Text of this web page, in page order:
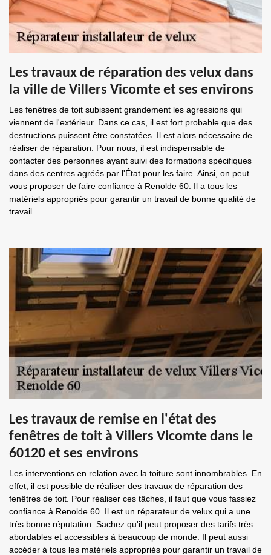
Les travaux de réparation des velux dans
la ville de Villers Vicomte et ses environs
Les fenêtres de toit subissent grandement les agressions qui
viennent de l'extérieur. Dans ce cas, il est fort probable que des
destructions puissent être constatées. Il est alors nécessaire de
réaliser de réparation. Pour nous, il est indispensable de
contacter des personnes ayant suivi des formations spécifiques
dans des centres agréés par l'État pour les faire. Ainsi, on peut
vous proposer de faire confiance à Renolde 60. Il a tous les
matériels appropriés pour garantir un travail de bonne qualité de
travail.
Les travaux de remise en l'état des
fenêtres de toit à Villers Vicomte dans le
60120 et ses environs
Les interventions en relation avec la toiture sont innombrables. En
effet, il est possible de réaliser des travaux de réparation des
fenêtres de toit. Pour réaliser ces tâches, il faut que vous fassiez
confiance à Renolde 60. Il est un réparateur de velux qui a une
très bonne réputation. Sachez qu'il peut proposer des tarifs très
abordables et accessibles à beaucoup de monde. Il peut aussi
accéder à tous les matériels appropriés pour garantir un travail de